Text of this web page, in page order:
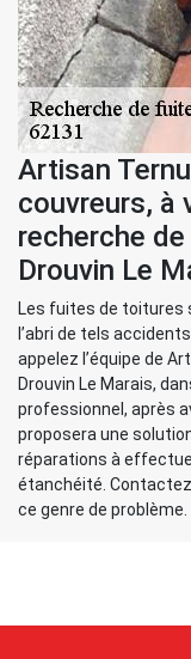
Artisan
couvreurs, à
recherche
Drouvin Le
Les fuites de toitures
l’abri de tels
appelez l’équipe de
Drouvin Le Marais,
professionnel, après
proposera une
réparations à
étanchéité.
ce genre de problème.